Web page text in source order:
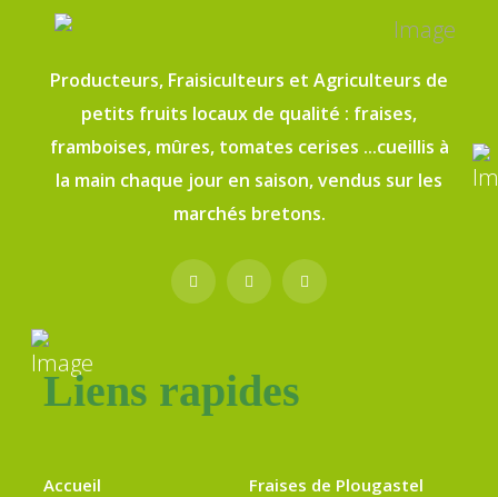
Liens rapides
Accueil Fraises de Plougastel
Producteurs, Fraisiculteurs et Agriculteurs de
petits fruits locaux de qualité : fraises,
framboises, mûres, tomates cerises ...cueillis à
la main chaque jour en saison, vendus sur les
marchés bretons.